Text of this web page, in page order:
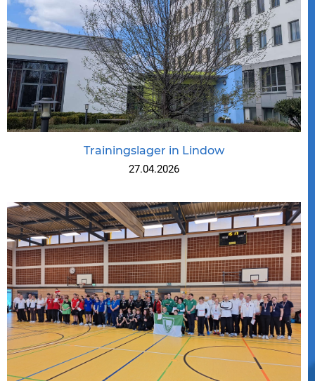
Trainingslager in Lindow
27.04.2026